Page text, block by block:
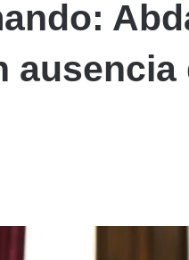
ausencia